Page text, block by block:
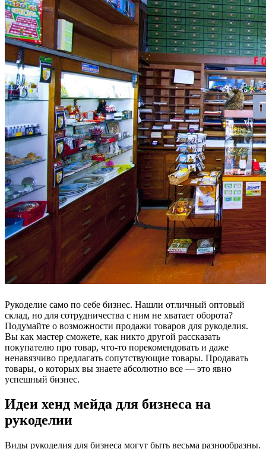
Рукоделие само по себе бизнес. Нашли отличный оптовый
склад, но для сотрудничества с ним не хватает оборота?
Подумайте о возможности продажи товаров для рукоделия.
Вы как мастер сможете, как никто другой рассказать
покупателю про товар, что-то порекомендовать и даже
ненавязчиво предлагать сопутствующие товары. Продавать
товары, о которых вы знаете абсолютно все — это явно
успешный бизнес.
Идеи хенд мейда для бизнеса на
рукоделии
Виды рукоделия для бизнеса могут быть весьма разнообразны.